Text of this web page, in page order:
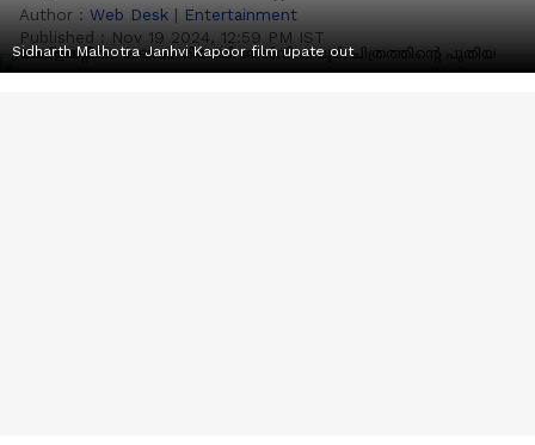
Author : Web Desk | Entertainment
Published : Nov 19 2024, 12:59 PM IST
Sidharth Malhotra Janhvi Kapoor film upate out